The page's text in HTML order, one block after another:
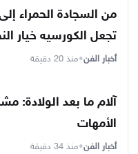
تجعل الكورسيه خيار
أخبار الفن•منذ 20 دقيقة
آلام ما بعد الولادة:
الأمهات
أخبار الفن•منذ 34 دقيقة